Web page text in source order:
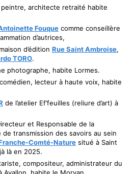
architecte retraité habite
Fouque comme conseillère
d’autrices,
d’édition Rue Saint Ambroise,
TORO.
photographe, habite Lormes.
lecteur à haute voix, habite
de l’atelier Ef’feuilles (reliure d’art) à
et Responsable de la
de transmission des savoirs au sein
Comté-Nature situé à Saint
là en 2025.
compositeur, administrateur du
Avallon, habite le Morvan.